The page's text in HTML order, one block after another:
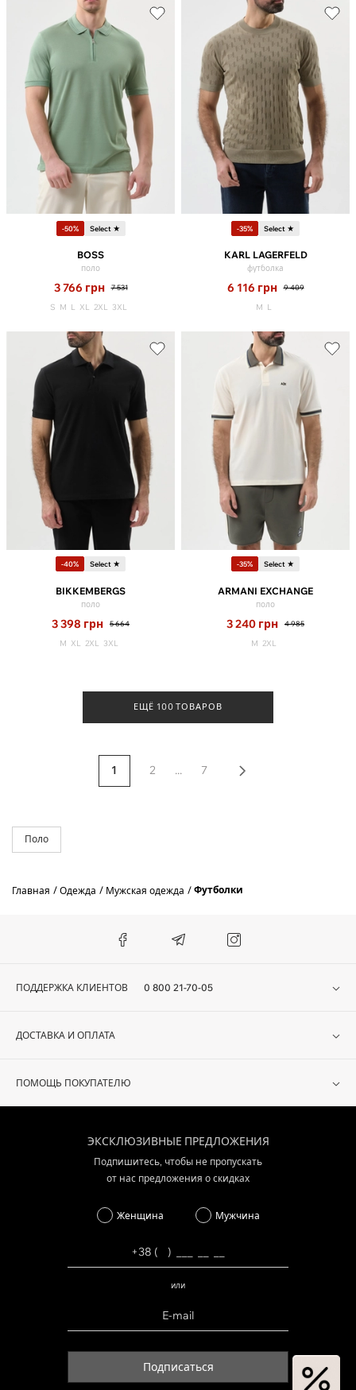
-50% Select ★
BOSS
поло
3 766 грн 7 531
S M L XL 2XL 3XL
-35% Select ★
KARL LAGERFELD
футболка
6 116 грн 9 409
M L
-40% Select ★
BIKKEMBERGS
поло
3 398 грн 5 664
M XL 2XL 3XL
-35% Select ★
ARMANI EXCHANGE
поло
3 240 грн 4 985
M 2XL
ЕЩЁ 100 ТОВАРОВ
1 2 ... 7
Поло
Главная Одежда Мужская одежда Футболки
ПОДДЕРЖКА КЛИЕНТОВ 0 800 21-70-05
ДОСТАВКА И ОПЛАТА
ПОМОЩЬ ПОКУПАТЕЛЮ
ЭКСКЛЮЗИВНЫЕ ПРЕДЛОЖЕНИЯ
Подпишитесь, чтобы не пропускать
от нас предложения о скидках
Женщина Мужчина
или
Подписаться